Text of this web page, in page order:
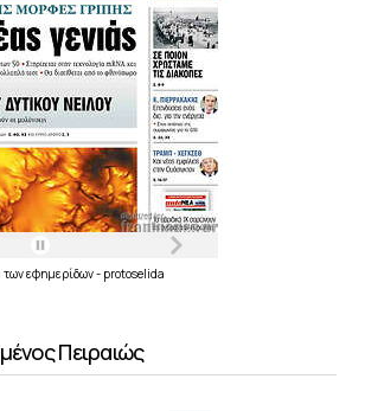
τωνεφημερίδων- protoselida
Πειραιώς